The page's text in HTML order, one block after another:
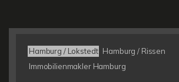
Hamburg / Lokstedt Hamburg / Rissen
Immobilienmakler Hamburg